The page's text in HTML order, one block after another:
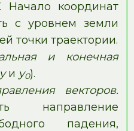
Начало координат
с уровнем земли
точки траектории.
и конечная
yи y0).
векторов.
направление
падения,